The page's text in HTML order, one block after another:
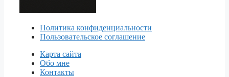
Политика конфиденциальности
Пользовательское соглашение
Карта сайта
Обо мне
Контакты